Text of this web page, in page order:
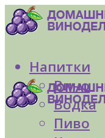
Напитки
Вино
Водка
Пиво